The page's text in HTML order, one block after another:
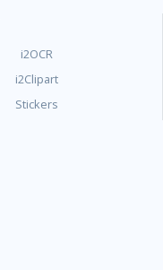
i2OCR
i2Clipart
Stickers